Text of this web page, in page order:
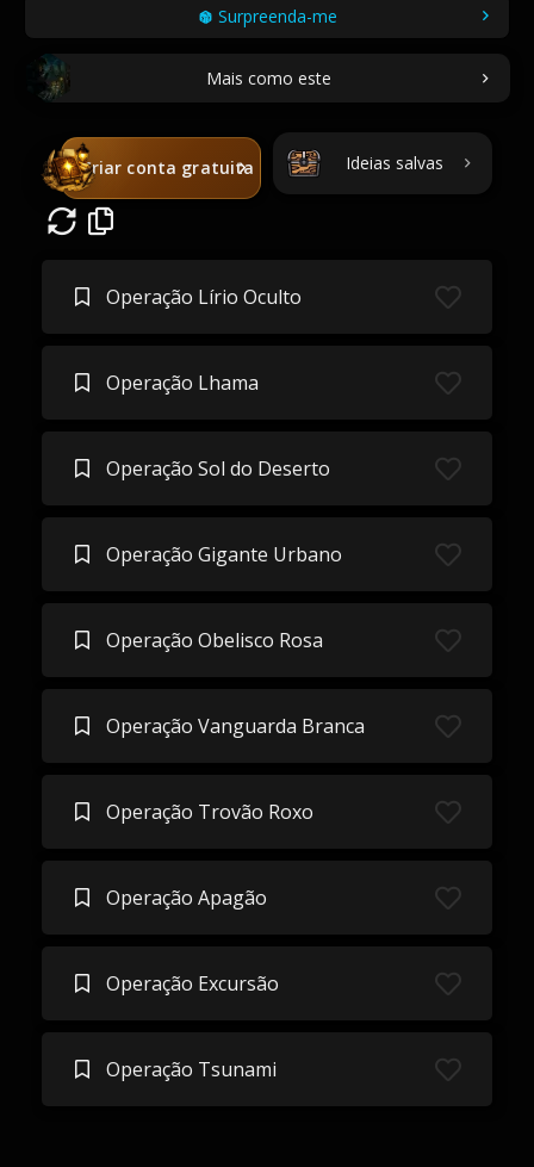
Surpreenda-me
Mais como este
Criar conta gratuita Ideias salvas
Operação Lírio Oculto
Operação Lhama
Operação Sol do Deserto
Operação Gigante Urbano
Operação Obelisco Rosa
Operação Vanguarda Branca
Operação Trovão Roxo
Operação Apagão
Operação Excursão
Operação Tsunami